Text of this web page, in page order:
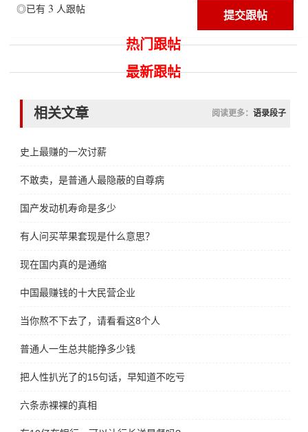
◎已有 3 人跟帖
热门跟帖
最新跟帖
相关文章 阅读更多： 语录段子
史上最赚的一次讨薪
不敢卖，是普通人最隐蔽的自尊病
国产发动机寿命是多少
有人问买苹果套现是什么意思？
现在国内真的是通缩
中国最赚钱的十大民营企业
当你熬不下去了，请看看这8个人
普通人一生总共能挣多少钱
把人性扒光了的15句话，早知道不吃亏
六条赤裸裸的真相